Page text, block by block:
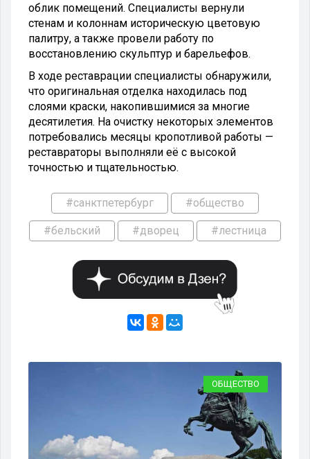
облик помещений. Специалисты вернули
стенам и колоннам историческую цветовую
палитру, а также провели работу по
восстановлению скульптур и барельефов.
В ходе реставрации специалисты обнаружили,
что оригинальная отделка находилась под
слоями краски, накопившимися за многие
десятилетия. На очистку некоторых элементов
потребовались месяцы кропотливой работы —
реставраторы выполняли её с высокой
точностью и тщательностью.
#санктпетербург #общество
#бельский #дворец #лестница
ОБЩЕСТВО